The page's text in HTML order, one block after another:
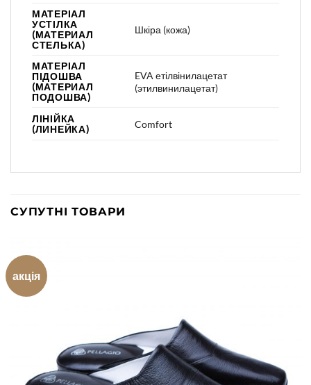
МАТЕРІАЛ
УСТІЛКА
(МАТЕРИАЛ
СТЕЛЬКА)
Шкіра (кожа)
МАТЕРІАЛ
ПІДОШВА
(МАТЕРИАЛ
ПОДОШВА)
EVA етілвінилацетат
(этилвинилацетат)
ЛІНІЙКА
(ЛИНЕЙКА)
Comfort
СУПУТНІ ТОВАРИ
акція